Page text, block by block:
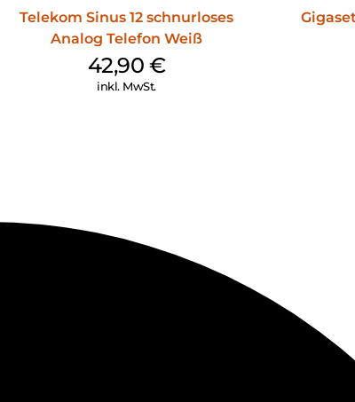
Telekom Sinus 12 schnurloses
Analog Telefon Weiß
42,90 €
inkl. MwSt.